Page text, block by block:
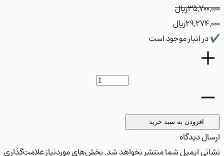
﷼
﷼
انبار موجود است
افزودن به سبد خرید
دیدگاه
ایمیل شما منتشر نخواهد شد. بخش‌های موردنیاز علامت‌گذاری